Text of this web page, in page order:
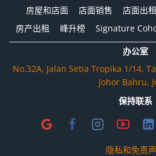
房屋和店面 店面销售 店面出租
房产出租
峰升榜 Signature
办公室
No.32A, Jalan Setia Tropika 1/14,
Johor Bahru,
保持联系
隐私和免责